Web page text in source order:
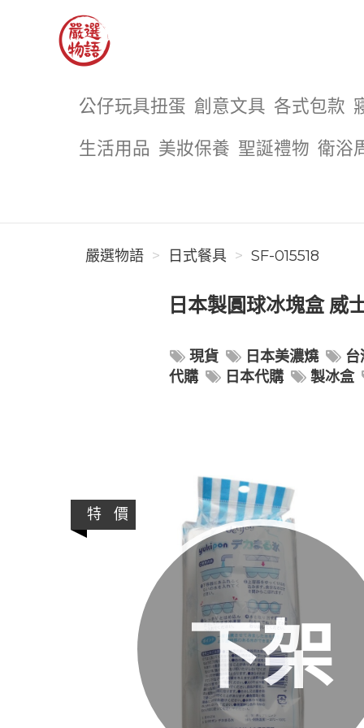
公仔玩具扭蛋 創意文具 各式包款
生活用品 美妝保養 聖誕禮物 衛浴
嚴選物語 日式餐具 SF-015518
日本製圓球冰塊盒 威
現貨 日本美濃燒
台
代購
日本代購 製冰盒
下架
特 價